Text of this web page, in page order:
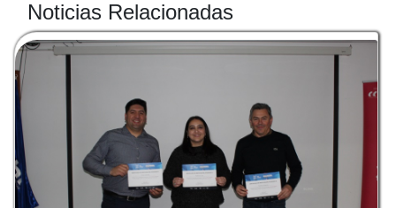
Noticias Relacionadas